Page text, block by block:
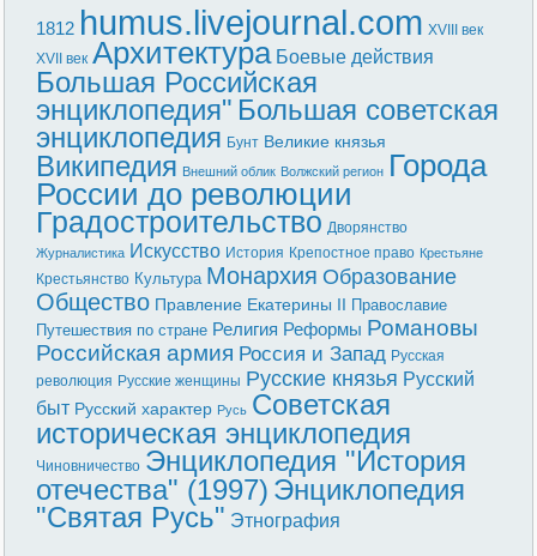
1812 humus.livejournal.com XVIII век
XVII век Архитектура Боевые действия
Большая Российская
энциклопедия" Большая советская
энциклопедия Бунт Великие князья
Википедия Внешний облик Волжский регион Города
России до революции
Градостроительство Дворянство
Журналистика Искусство История Крепостное право Крестьяне
Крестьянство Культура Монархия Образование
Общество Правление Екатерины II Православие
Путешествия по стране Религия Реформы Романовы
Российская армия Россия и Запад Русская
революция Русские женщины Русские князья Русский
быт Русский характер Русь Советская
историческая энциклопедия
Чиновничество Энциклопедия "История
отечества" (1997) Энциклопедия
"Святая Русь" Этнография